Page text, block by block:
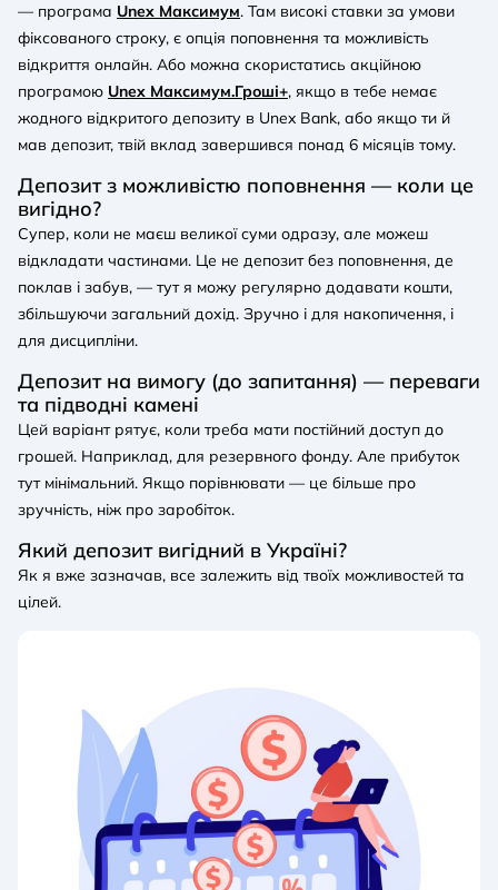
— програма Unex Максимум. Там високі ставки за умови
фіксованого строку, є опція поповнення та можливість
відкриття онлайн. Або можна скористатись акційною
програмою Unex Максимум.Гроші+, якщо в тебе немає
жодного відкритого депозиту в Unex Bank, або якщо ти й
мав депозит, твій вклад завершився понад 6 місяців тому.
Депозит з можливістю поповнення — коли це
вигідно?
Супер, коли не маєш великої суми одразу, але можеш
відкладати частинами. Це не депозит без поповнення, де
поклав і забув, — тут я можу регулярно додавати кошти,
збільшуючи загальний дохід. Зручно і для накопичення, і
для дисципліни.
Депозит на вимогу (до запитання) — переваги
та підводні камені
Цей варіант рятує, коли треба мати постійний доступ до
грошей. Наприклад, для резервного фонду. Але прибуток
тут мінімальний. Якщо порівнювати — це більше про
зручність, ніж про заробіток.
Який депозит вигідний в Україні?
Як я вже зазначав, все залежить від твоїх можливостей та
цілей.